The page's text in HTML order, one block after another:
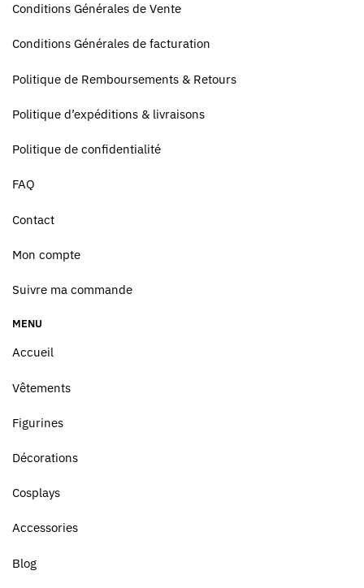
Conditions Générales de Vente
Conditions Générales de facturation
Politique de Remboursements & Retours
Politique d’expéditions & livraisons
Politique de confidentialité
FAQ
Contact
Mon compte
Suivre ma commande
MENU
Accueil
Vêtements
Figurines
Décorations
Cosplays
Accessories
Blog